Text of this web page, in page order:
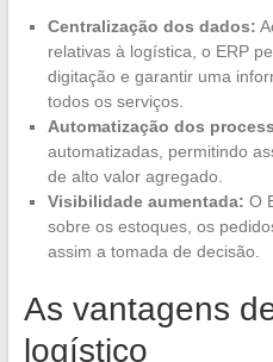
Centralização dos dados:
relativas à logística, o ERP
digitação e garantir uma
todos os serviços.
Automatização dos
automatizadas, permitindo
de alto valor agregado.
Visibilidade aumentada: O
sobre os estoques, os
assim a tomada de decisão.
As vantagens
logístico